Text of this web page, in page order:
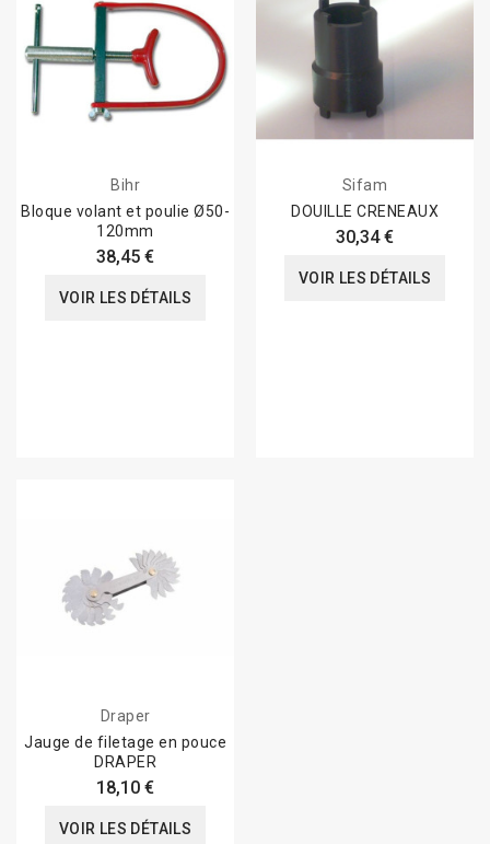
Bihr
Bloque volant et poulie Ø50-
120mm
38,45 €
VOIR LES DÉTAILS
Sifam
DOUILLE CRENEAUX
30,34 €
VOIR LES DÉTAILS
Draper
Jauge de filetage en pouce
DRAPER
18,10 €
VOIR LES DÉTAILS